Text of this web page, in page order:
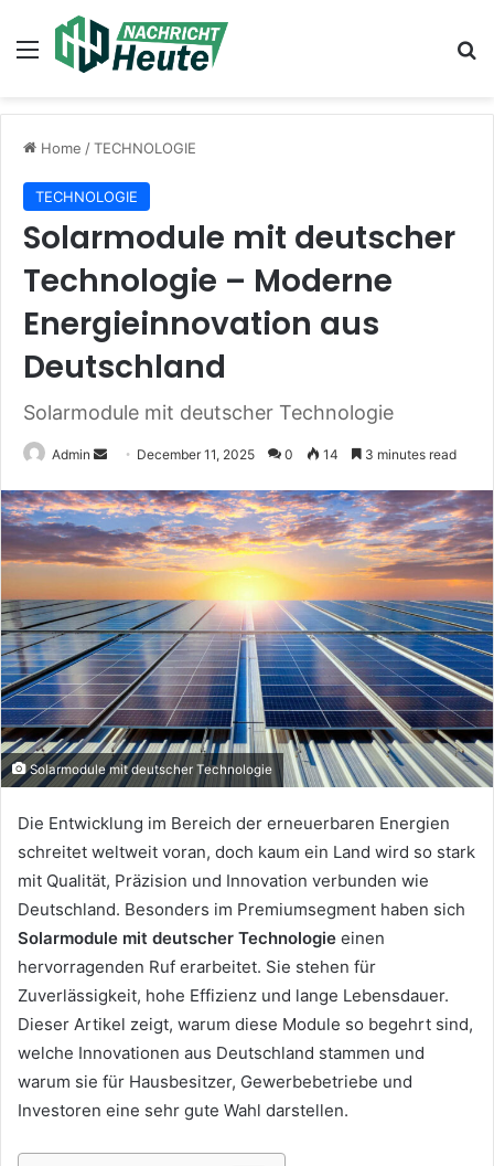
Menu
Home /TECHNOLOGIE
TECHNOLOGIE
Solarmodule mit deutscher
Technologie – Moderne
Energieinnovation aus
Deutschland
Solarmodule mit deutscher Technologie
Admin
Send
email
December 11, 2025 0 14 3 minutes read
Solarmodule mit deutscher Technologie
Die Entwicklung im Bereich der erneuerbaren Energien
schreitet weltweit voran, doch kaum ein Land wird so stark
mit Qualität, Präzision und Innovation verbunden wie
Deutschland. Besonders im Premiumsegment haben sich
Solarmodule mit deutscher Technologie einen
hervorragenden Ruf erarbeitet. Sie stehen für
Zuverlässigkeit, hohe Effizienz und lange Lebensdauer.
Dieser Artikel zeigt, warum diese Module so begehrt sind,
welche Innovationen aus Deutschland stammen und
warum sie für Hausbesitzer, Gewerbebetriebe und
Investoren eine sehr gute Wahl darstellen.